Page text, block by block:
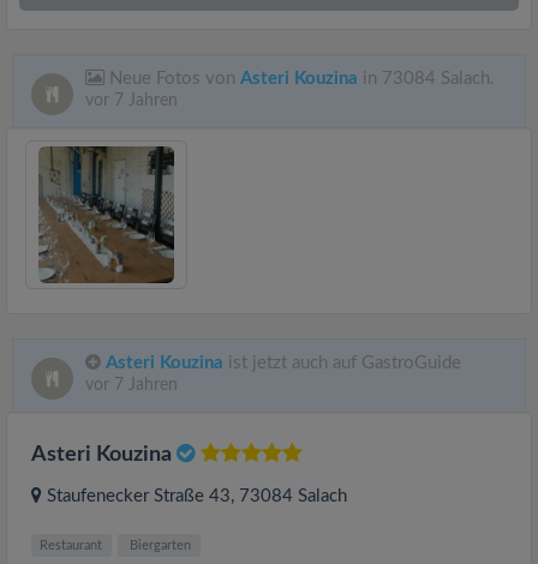
Neue Fotos von Asteri Kouzina in 73084 Salach.
vor 7 Jahren
Asteri Kouzina ist jetzt auch auf GastroGuide
vor 7 Jahren
Asteri Kouzina
Staufenecker Straße 43, 73084 Salach
Restaurant Biergarten